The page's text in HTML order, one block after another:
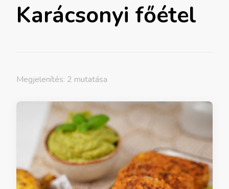
Karácsonyi főétel
Megjelenítés: 2 mutatása